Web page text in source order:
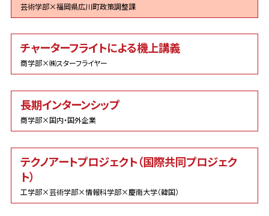
芸術学部×福岡県広川町政策調整課
チャーターフライトによる機上講義
商学部×㈱スターフライヤー
長期インターンシップ
商学部×国内・国外企業
テクノアートプロジェクト（国際共同プロジェク
ト）
工学部×芸術学部×情報科学部×慶南大学（韓国）